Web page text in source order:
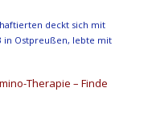
deckt sich mit
in Ostpreußen, lebte mit
Therapie – Finde